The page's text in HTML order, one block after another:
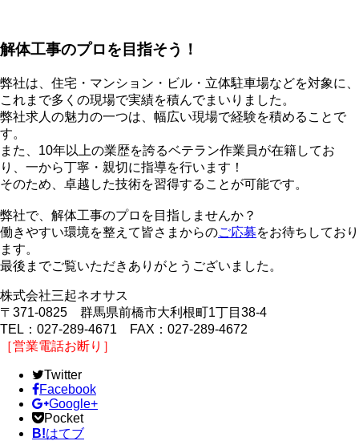
解体工事のプロを目指そう！
弊社は、住宅・マンション・ビル・立体駐車場などを対象に、
これまで多くの現場で実績を積んでまいりました。
弊社求人の魅力の一つは、幅広い現場で経験を積めることで
す。
また、10年以上の業歴を誇るベテラン作業員が在籍してお
り、一から丁寧・親切に指導を行います！
そのため、卓越した技術を習得することが可能です。
弊社で、解体工事のプロを目指しませんか？
働きやすい環境を整えて皆さまからのご応募をお待ちしており
ます。
最後までご覧いただきありがとうございました。
株式会社三起ネオサス
〒371-0825 群馬県前橋市大利根町1丁目38-4
TEL：027-289-4671 FAX：027-289-4672
［営業電話お断り］
Twitter
Facebook
Google+
Pocket
B!はてブ